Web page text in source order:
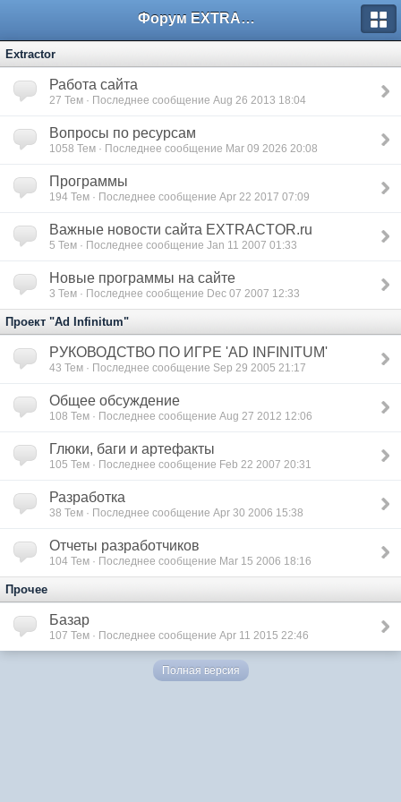
Форум EXTRACTOR.ru
Extractor
Работа сайта
27 Тем · Последнее сообщение Aug 26 2013 18:04
Вопросы по ресурсам
1058 Тем · Последнее сообщение Mar 09 2026 20:08
Программы
194 Тем · Последнее сообщение Apr 22 2017 07:09
Важные новости сайта EXTRACTOR.ru
5 Тем · Последнее сообщение Jan 11 2007 01:33
Новые программы на сайте
3 Тем · Последнее сообщение Dec 07 2007 12:33
Проект "Ad Infinitum"
РУКОВОДСТВО ПО ИГРЕ 'AD INFINITUM'
43 Тем · Последнее сообщение Sep 29 2005 21:17
Общее обсуждение
108 Тем · Последнее сообщение Aug 27 2012 12:06
Глюки, баги и артефакты
105 Тем · Последнее сообщение Feb 22 2007 20:31
Разработка
38 Тем · Последнее сообщение Apr 30 2006 15:38
Отчеты разработчиков
104 Тем · Последнее сообщение Mar 15 2006 18:16
Прочее
Базар
107 Тем · Последнее сообщение Apr 11 2015 22:46
Полная версия